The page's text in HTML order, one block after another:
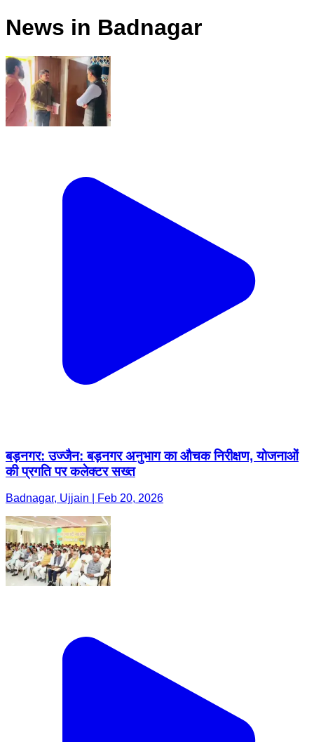
News in Badnagar
बड़नगर: उज्जैन: बड़नगर अनुभाग का औचक निरीक्षण, योजनाओं
की प्रगति पर कलेक्टर सख्त
Badnagar, Ujjain | Feb 20, 2026